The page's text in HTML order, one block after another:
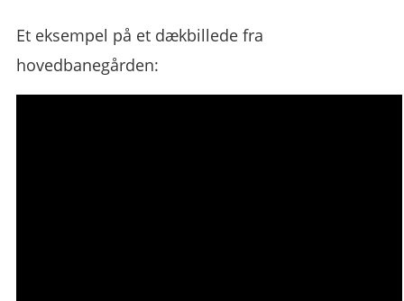
Et eksempel på et dækbillede fra
hovedbanegården: